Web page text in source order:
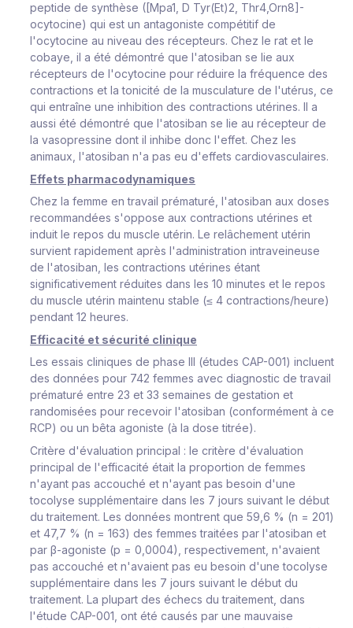
peptide de synthèse ([Mpa1, D Tyr(Et)2, Thr4,Orn8]-
ocytocine) qui est un antagoniste compétitif de
l'ocytocine au niveau des récepteurs. Chez le rat et le
cobaye, il a été démontré que l'atosiban se lie aux
récepteurs de l'ocytocine pour réduire la fréquence des
contractions et la tonicité de la musculature de l'utérus, ce
qui entraîne une inhibition des contractions utérines. Il a
aussi été démontré que l'atosiban se lie au récepteur de
la vasopressine dont il inhibe donc l'effet. Chez les
animaux, l'atosiban n'a pas eu d'effets cardiovasculaires.
Effets pharmacodynamiques
Chez la femme en travail prématuré, l'atosiban aux doses
recommandées s'oppose aux contractions utérines et
induit le repos du muscle utérin. Le relâchement utérin
survient rapidement après l'administration intraveineuse
de l'atosiban, les contractions utérines étant
significativement réduites dans les 10 minutes et le repos
du muscle utérin maintenu stable (≤ 4 contractions/heure)
pendant 12 heures.
Efficacité et sécurité clinique
Les essais cliniques de phase III (études CAP-001) incluent
des données pour 742 femmes avec diagnostic de travail
prématuré entre 23 et 33 semaines de gestation et
randomisées pour recevoir l'atosiban (conformément à ce
RCP) ou un bêta agoniste (à la dose titrée).
Critère d'évaluation principal : le critère d'évaluation
principal de l'efficacité était la proportion de femmes
n'ayant pas accouché et n'ayant pas besoin d'une
tocolyse supplémentaire dans les 7 jours suivant le début
du traitement. Les données montrent que 59,6 % (n = 201)
et 47,7 % (n = 163) des femmes traitées par l'atosiban et
par β-agoniste (p = 0,0004), respectivement, n'avaient
pas accouché et n'avaient pas eu besoin d'une tocolyse
supplémentaire dans les 7 jours suivant le début du
traitement. La plupart des échecs du traitement, dans
l'étude CAP-001, ont été causés par une mauvaise